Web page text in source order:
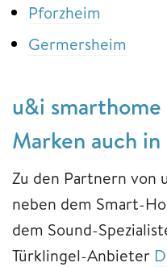
Pforzheim
Germersheim
u&i
Marken auch
Zu den Partnern von
neben dem Smart-
dem Sound-
Türklingel-Anbieter